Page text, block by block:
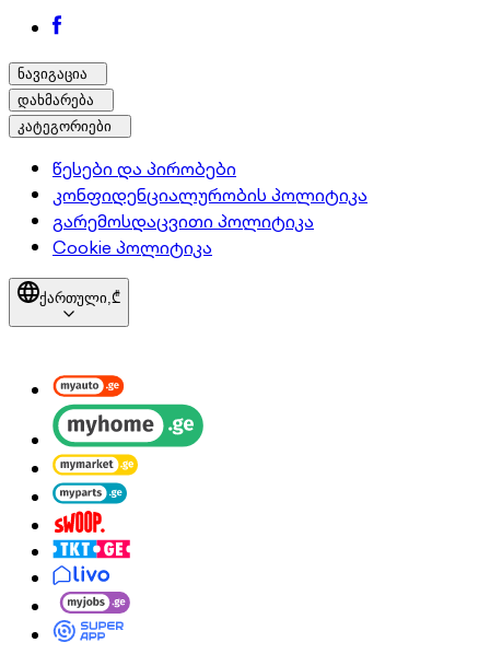
ნავიგაცია
დახმარება
კატეგორიები
წესები და პირობები
კონფიდენციალურობის პოლიტიკა
გარემოსდაცვითი პოლიტიკა
Cookie პოლიტიკა
ქართული,₾